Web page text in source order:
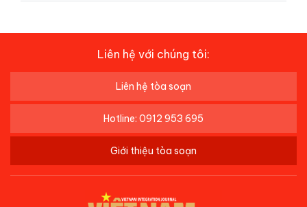
Liên hệ với chúng tôi:
Liên hệ tòa soạn
Hotline: 0912 953 695
Giới thiệu tòa soạn